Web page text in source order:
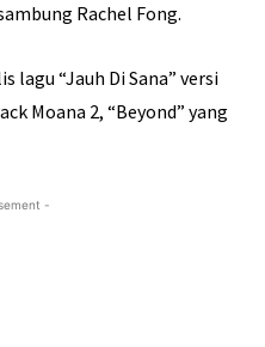
Rachel Fong.
lagu “Jauh Di Sana” versi
Moana 2, “Beyond” yang
-